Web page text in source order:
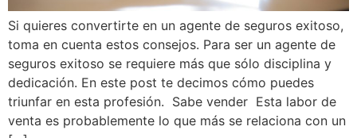
Si quieres convertirte en un agente de seguros exitoso,
toma en cuenta estos consejos. Para ser un agente de
seguros exitoso se requiere más que sólo disciplina y
dedicación. En este post te decimos cómo puedes
triunfar en esta profesión. Sabe vender Esta labor de
venta es probablemente lo que más se relaciona con un